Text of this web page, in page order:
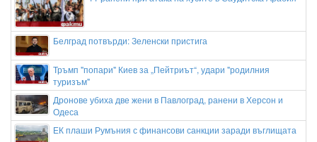
Белград потвърди: Зеленски пристига
Тръмп "попари" Киев за „Пейтриът“, удари "родилния
туризъм"
Дронове убиха две жени в Павлоград, ранени в Херсон и
Одеса
ЕК плаши Румъния с финансови санкции заради въглищата